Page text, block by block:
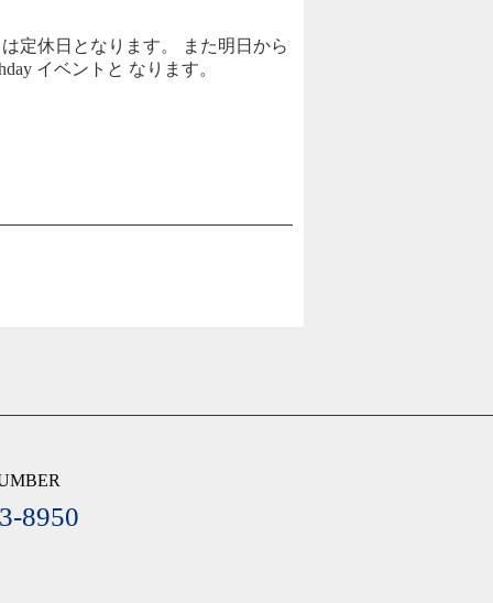
定休日となります。 また明日から
イベントと なります。
8950